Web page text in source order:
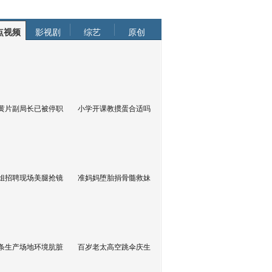
视频 影视剧 综艺 原创
片副局长已被停职 小学开课教掼蛋合适吗
招聘现场美腿抢镜 准妈妈堕胎捐骨髓救妹
生产场地环境肮脏 百岁老太高空跳伞庆生